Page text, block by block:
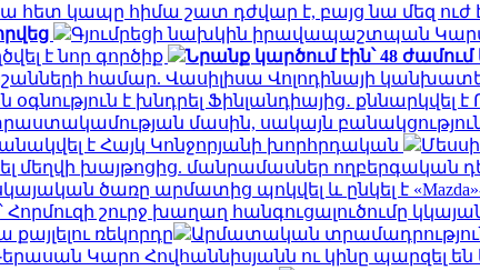
հետ կապը հիմա շատ դժվար է, բայց նա մեզ
Գյումրեցի նախկին իրավապաշտպան
է նոր գործիք
Նրանք կարծում էին՝ 48
համար. Վասիլիսա Վոլոդինայի
օգնություն է խնդրել Ֆինլանդիայից․ քննարկվել
մասին, սակայն
է Հայկ Կոնջորյանի խորհրդական
մեղվի խայթոցից. մանրամասներ ողբերգական
ծառը արմատից պոկվել և ընկել է
Հորմուզի շուրջ խաղաղ հանգուցալուծումը
ռեկորդը
Արմատական
Կարո Հովհաննիսյանն ու կինը պարզել են